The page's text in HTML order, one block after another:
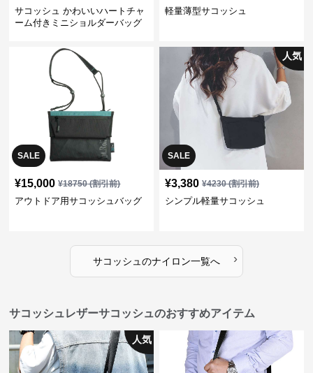
サコッシュ かわいいハートチャ
ーム付きミニショルダーバッグ
軽量薄型サコッシュ
SALE
¥15,000 ¥18750(割引前)
アウトドア用サコッシュバッグ
SALE
人気
¥3,380 ¥4230(割引前)
シンプル軽量サコッシュ
サコッシュ のナイロン一覧へ ›
サコッシュレザーサコッシュのおすすめアイテム
人気